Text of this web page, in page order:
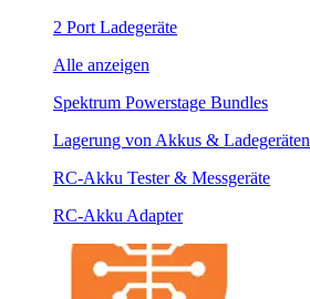
2 Port Ladegeräte
Alle anzeigen
Spektrum Powerstage Bundles
Lagerung von Akkus & Ladegeräten
RC-Akku Tester & Messgeräte
RC-Akku Adapter